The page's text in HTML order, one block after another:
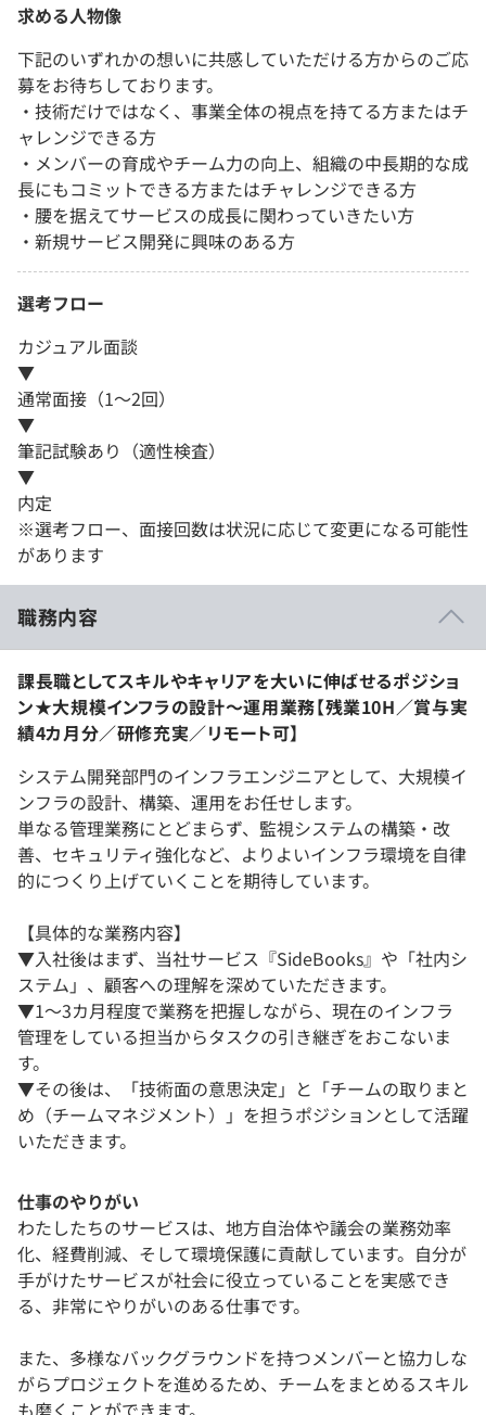
求める人物像
下記のいずれかの想いに共感していただける方からのご応
募をお待ちしております。
・技術だけではなく、事業全体の視点を持てる方またはチ
ャレンジできる方
・メンバーの育成やチーム力の向上、組織の中長期的な成
長にもコミットできる方またはチャレンジできる方
・腰を据えてサービスの成長に関わっていきたい方
・新規サービス開発に興味のある方
選考フロー
カジュアル面談
▼
通常面接（1～2回）
▼
筆記試験あり（適性検査）
▼
内定
※選考フロー、面接回数は状況に応じて変更になる可能性
があります
職務内容
課長職としてスキルやキャリアを大いに伸ばせるポジショ
ン★大規模インフラの設計〜運用業務【残業10H／賞与実
績4カ月分／研修充実／リモート可】
システム開発部門のインフラエンジニアとして、大規模イ
ンフラの設計、構築、運用をお任せします。
単なる管理業務にとどまらず、監視システムの構築・改
善、セキュリティ強化など、よりよいインフラ環境を自律
的につくり上げていくことを期待しています。
【具体的な業務内容】
▼入社後はまず、当社サービス『SideBooks』や「社内シ
ステム」、顧客への理解を深めていただきます。
▼1〜3カ月程度で業務を把握しながら、現在のインフラ
管理をしている担当からタスクの引き継ぎをおこないま
す。
▼その後は、「技術面の意思決定」と「チームの取りまと
め（チームマネジメント）」を担うポジションとして活躍
いただきます。
仕事のやりがい
わたしたちのサービスは、地方自治体や議会の業務効率
化、経費削減、そして環境保護に貢献しています。自分が
手がけたサービスが社会に役立っていることを実感でき
る、非常にやりがいのある仕事です。
また、多様なバックグラウンドを持つメンバーと協力しな
がらプロジェクトを進めるため、チームをまとめるスキル
も磨くことができます。